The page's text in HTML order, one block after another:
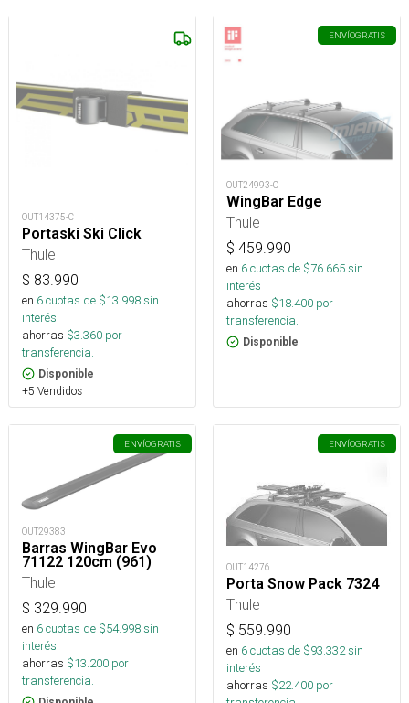
OUT14375-C
Portaski Ski Click
Thule
$ 83.990
en 6cuotas de $13.998sin
interés
ahorras $3.360 por
transferencia.
Disponible
+5 Vendidos
ENVÍOGRATIS
OUT24993-C
WingBar Edge
Thule
$ 459.990
en 6cuotas de $76.665sin
interés
ahorras $18.400 por
transferencia.
Disponible
ENVÍOGRATIS
OUT29383
Barras WingBar Evo
71122 120cm (961)
Thule
$ 329.990
en 6cuotas de $54.998sin
interés
ahorras $13.200 por
transferencia.
ENVÍOGRATIS
OUT14276
Porta Snow Pack 7324
Thule
$ 559.990
en 6cuotas de $93.332sin
interés
ahorras $22.400 por